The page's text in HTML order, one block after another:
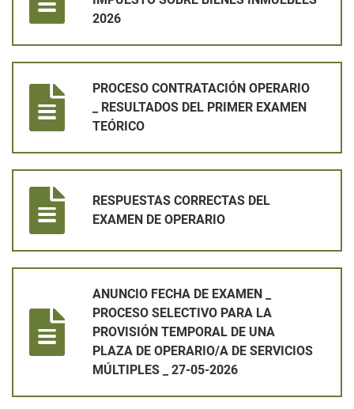
2026
PROCESO CONTRATACIÓN OPERARIO
_ RESULTADOS DEL PRIMER EXAMEN
TEÓRICO
RESPUESTAS CORRECTAS DEL
EXAMEN DE OPERARIO
ANUNCIO FECHA DE EXAMEN _
PROCESO SELECTIVO PARA LA
PROVISIÓN TEMPORAL DE UNA
PLAZA DE OPERARIO/A DE SERVICIOS
MÚLTIPLES _ 27-05-2026